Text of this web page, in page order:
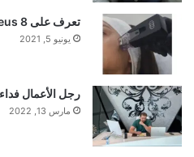
تعرف على Morpheus 8 مع الدكتور رامي عبادي
يونيو 5, 2021
رجل الأعمال
مارس 13, 2022